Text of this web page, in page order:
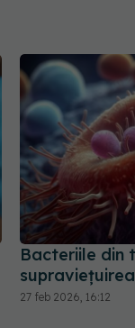
Bacteriile din
27 feb 2026, 16:12